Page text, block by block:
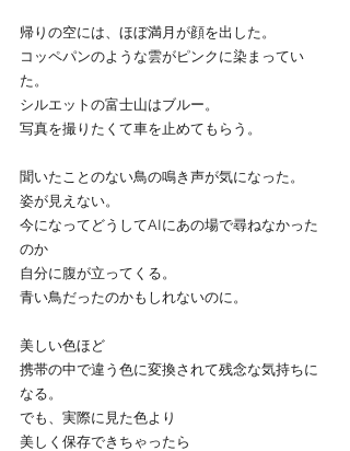
帰りの空には、ほぼ満月が顔を出した。
コッペパンのような雲がピンクに染まってい
た。
シルエットの富士山はブルー。
写真を撮りたくて車を止めてもらう。
聞いたことのない鳥の鳴き声が気になった。
姿が見えない。
今になってどうしてAIにあの場で尋ねなかった
のか
自分に腹が立ってくる。
青い鳥だったのかもしれないのに。
美しい色ほど
携帯の中で違う色に変換されて残念な気持ちに
なる。
でも、実際に見た色より
美しく保存できちゃったら